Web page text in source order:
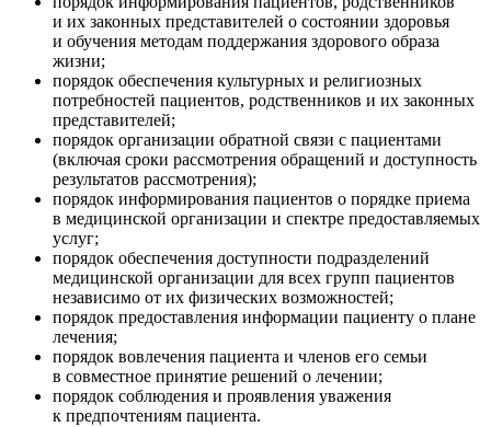
и их законных представителей о состоянии здоровья
и обучения методам поддержания здорового образа
жизни;
порядок обеспечения культурных и религиозных
потребностей пациентов, родственников и их законных
представителей;
порядок организации обратной связи с пациентами
(включая сроки рассмотрения обращений и доступность
результатов рассмотрения);
порядок информирования пациентов о порядке приема
в медицинской организации и спектре предоставляемых
услуг;
порядок обеспечения доступности подразделений
медицинской организации для всех групп пациентов
независимо от их физических возможностей;
порядок предоставления информации пациенту о плане
лечения;
порядок вовлечения пациента и членов его семьи
в совместное принятие решений о лечении;
порядок соблюдения и проявления уважения
к предпочтениям пациента.